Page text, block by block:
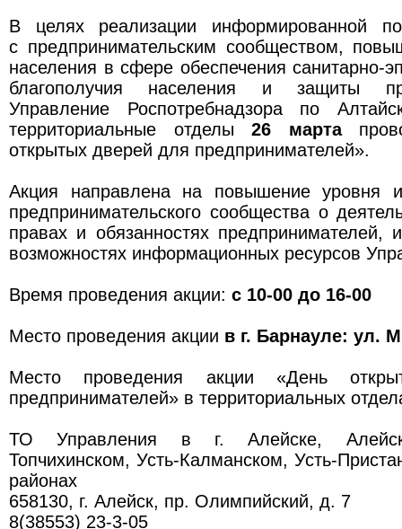
В целях реализации информированной
с предпринимательским сообществом,
населения в сфере обеспечения санитарно-
благополучия населения и защиты
Управление Роспотребнадзора по
территориальные отделы 26 марта
открытых дверей для предпринимателей».
Акция направлена на повышение уровня
предпринимательского сообщества о
правах и обязанностях предпринимателей,
возможностях информационных ресурсов
Время проведения акции: с 10-00 до 16-00
Место проведения акции в г. Барнауле: ул.
Место проведения акции «День
предпринимателей» в территориальных
ТО Управления в г. Алейске,
Топчихинском, Усть-Калманском, Усть-
районах
658130, г. Алейск, пр. Олимпийский, д. 7
8(38553) 23-3-05